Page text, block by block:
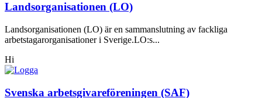
Landsorganisationen (LO)
Landsorganisationen (LO) är en sammanslutning av fackliga
arbetstagarorganisationer i Sverige.LO:s...
Hi
Svenska arbetsgivareföreningen (SAF)